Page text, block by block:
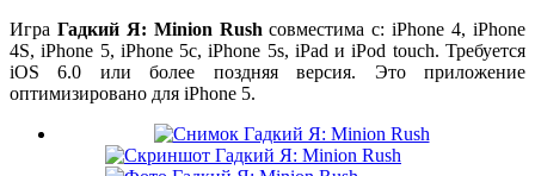
Игра Гадкий Я: Minion Rush совместима с: iPhone 4, iPhone
4S, iPhone 5, iPhone 5c, iPhone 5s, iPad и iPod touch. Требуется
iOS 6.0 или более поздняя версия. Это приложение
оптимизировано для iPhone 5.